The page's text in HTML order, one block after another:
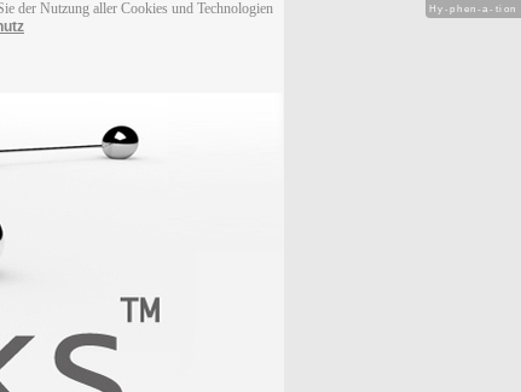
der Nutzung aller Cookies und Technologien
Hy-phen-a-tion